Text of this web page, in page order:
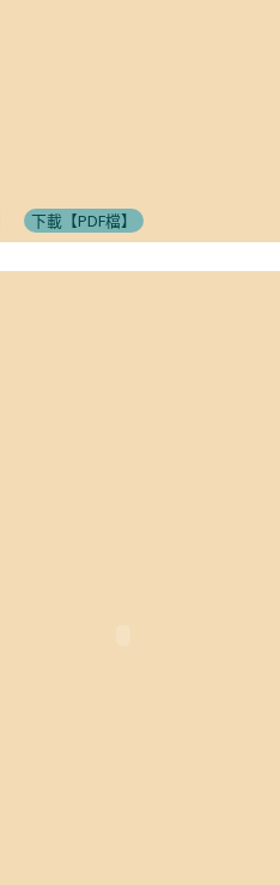
下載【PDF檔】